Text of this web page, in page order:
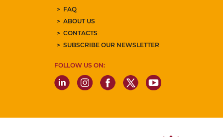
FAQ
ABOUT US
CONTACTS
SUBSCRIBE OUR NEWSLETTER
FOLLOW US ON: